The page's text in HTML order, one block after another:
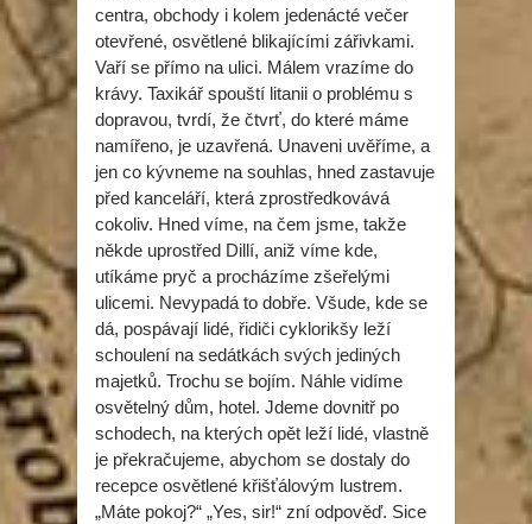
centra, obchody i kolem jedenácté večer
otevřené, osvětlené blikajícími zářivkami.
Vaří se přímo na ulici. Málem vrazíme do
krávy. Taxikář spouští litanii o problému s
dopravou, tvrdí, že čtvrť, do které máme
namířeno, je uzavřená. Unaveni uvěříme, a
jen co kývneme na souhlas, hned zastavuje
před kanceláří, která zprostředkovává
cokoliv. Hned víme, na čem jsme, takže
někde uprostřed Dillí, aniž víme kde,
utíkáme pryč a procházíme zšeřelými
ulicemi. Nevypadá to dobře. Všude, kde se
dá, pospávají lidé, řidiči cyklorikšy leží
schoulení na sedátkách svých jediných
majetků. Trochu se bojím. Náhle vidíme
osvětelný dům, hotel. Jdeme dovnitř po
schodech, na kterých opět leží lidé, vlastně
je překračujeme, abychom se dostaly do
recepce osvětlené křišťálovým lustrem.
„Máte pokoj?“ „Yes, sir!“ zní odpověď. Sice